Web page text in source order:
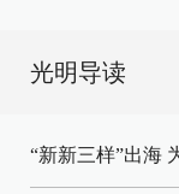
光明导读
“新新三样”出海